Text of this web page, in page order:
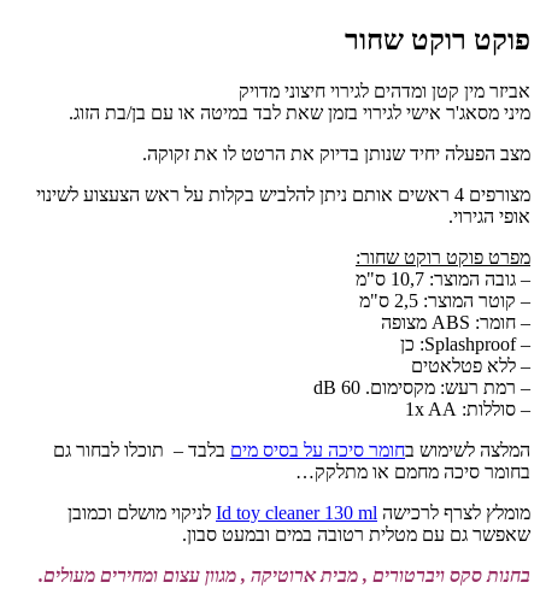
פוקט רוקט שחור
אביזר מין קטן ומדהים לגירוי חיצוני מדויק
מיני מסאג'ר אישי לגירוי בזמן שאת לבד במיטה או עם בן/בת הזוג.
מצב הפעלה יחיד שנותן בדיוק את הרטט לו את זקוקה.
מצורפים 4 ראשים אותם ניתן להלביש בקלות על ראש הצעצוע לשינוי
אופי הגירוי.
מפרט פוקט רוקט שחור:
– גובה המוצר: 10,7 ס"מ
– קוטר המוצר: 2,5 ס"מ
– חומר: ABS מצופה
– Splashproof: כן
– ללא פטלאטים
– רמת רעש: מקסימום. 60 dB
– סוללות: 1x AA
המלצה לשימוש בחומר סיכה על בסיס מים בלבד – תוכלו לבחור גם
בחומר סיכה מחמם או מתלקק…
מומלץ לצרף לרכישה Id toy cleaner 130 ml לניקוי מושלם וכמובן
שאפשר גם עם מטלית רטובה במים ובמעט סבון.
בחנות סקס ויברטורים , מבית ארוטיקה , מגוון עצום ומחירים מעולים.